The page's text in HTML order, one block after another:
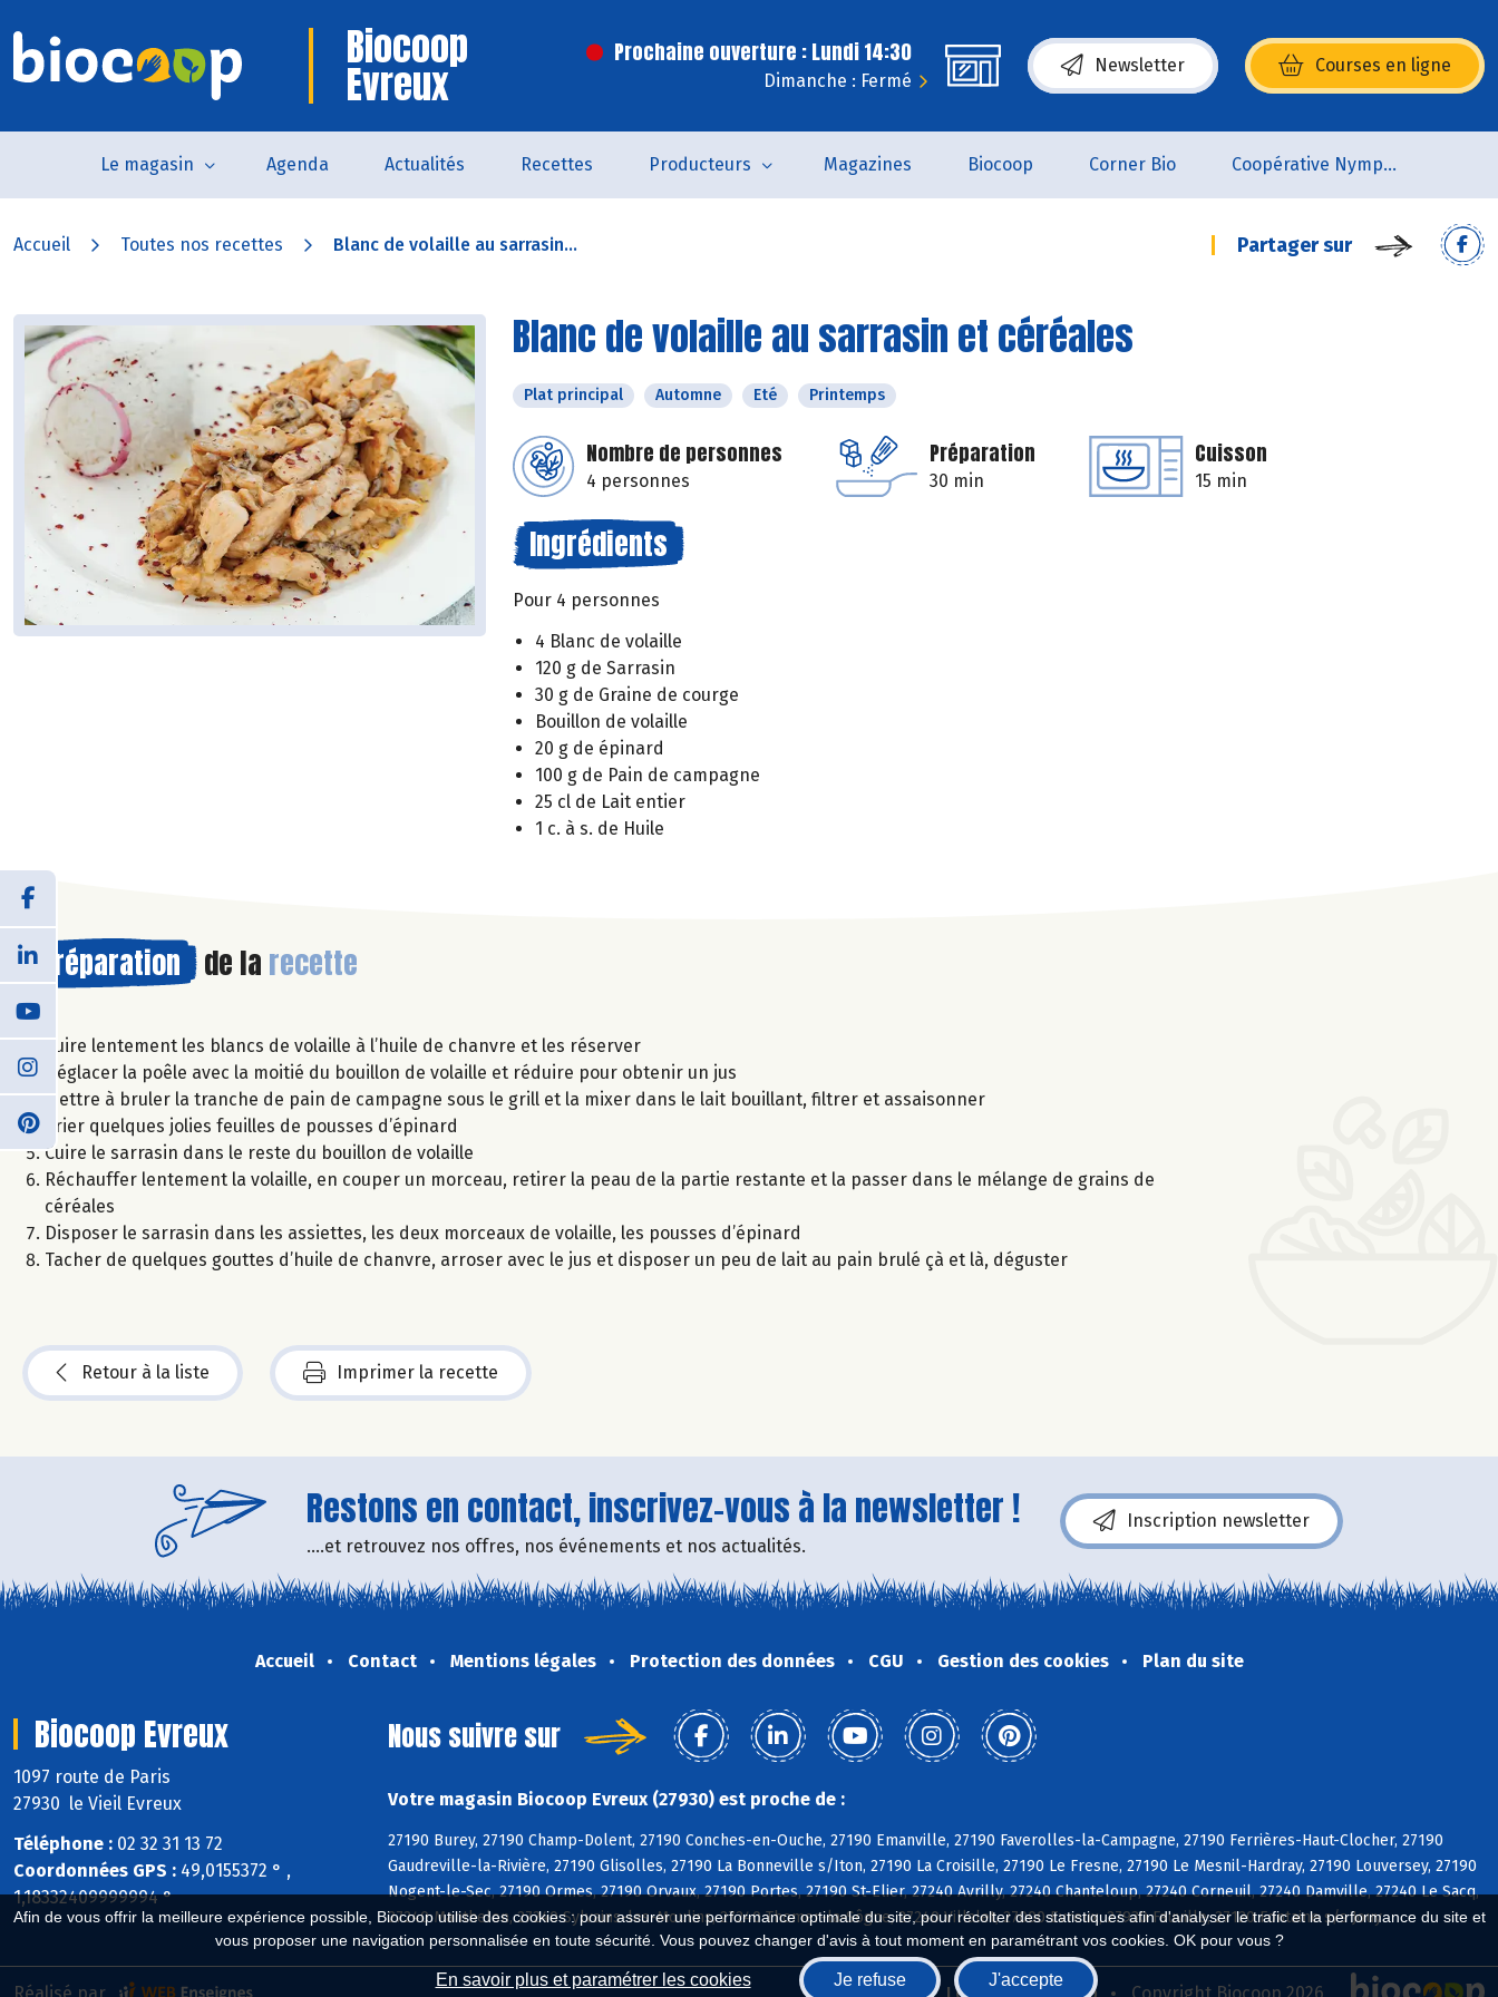
Afin de vous offrir la meilleure expérience possible, Biocoop utilise des cookies : pour assurer une performance optimale du site, pour récolter des statistiques afin d'analyser le trafic et la performance du site et
vous proposer une navigation personnalisée en toute sécurité. Vous pouvez changer d'avis à tout moment en paramétrant vos cookies. OK pour vous ?
En savoir plus et paramétrer les cookies Je refuse J'accepte
Biocoop
Evreux
Prochaine ouverture : Lundi 14:30
Dimanche : Fermé
Newsletter Courses en ligne
(s’ouvre dans une nouvelle fenêtre)
Le magasin Agenda Actualités Recettes Producteurs Magazines Biocoop Corner Bio Coopérative Nymphéa
Accueil Toutes nos recettes Blanc de volaille au sarrasin... Partager sur
Blanc de volaille au sarrasin et céréales
Plat principal Automne Eté Printemps
Nombre de personnes
4 personnes
Préparation
30 min
Cuisson
15 min
Ingrédients
Pour 4 personnes
4 Blanc de volaille
120 g de Sarrasin
30 g de Graine de courge
Bouillon de volaille
20 g de épinard
100 g de Pain de campagne
25 cl de Lait entier
1 c. à s. de Huile
Préparation de la recette
Cuire lentement les blancs de volaille à l’huile de chanvre et les réserver
Déglacer la poêle avec la moitié du bouillon de volaille et réduire pour obtenir un jus
Mettre à bruler la tranche de pain de campagne sous le grill et la mixer dans le lait bouillant, filtrer et assaisonner
Trier quelques jolies feuilles de pousses d’épinard
Cuire le sarrasin dans le reste du bouillon de volaille
Réchauffer lentement la volaille, en couper un morceau, retirer la peau de la partie restante et la passer dans le mélange de grains de
céréales
Disposer le sarrasin dans les assiettes, les deux morceaux de volaille, les pousses d’épinard
Tacher de quelques gouttes d’huile de chanvre, arroser avec le jus et disposer un peu de lait au pain brulé çà et là, déguster
Retour à la liste Imprimer la recette
Restons en contact, inscrivez-vous à la newsletter !
....et retrouvez nos offres, nos événements et nos actualités.
Inscription newsletter
Accueil Contact Mentions légales Protection des données CGU Gestion des cookies Plan du site
Biocoop Evreux
1097 route de Paris
27930 le Vieil Evreux
Téléphone : 02 32 31 13 72
Coordonnées GPS : 49,0155372 ° ,
1,18332409999994 °
Nous suivre sur
Votre magasin Biocoop Evreux (27930) est proche de :
27190 Burey, 27190 Champ-Dolent, 27190 Conches-en-Ouche, 27190 Emanville, 27190 Faverolles-la-Campagne, 27190 Ferrières-Haut-Clocher, 27190
Gaudreville-la-Rivière, 27190 Glisolles, 27190 La Bonneville s/Iton, 27190 La Croisille, 27190 Le Fresne, 27190 Le Mesnil-Hardray, 27190 Louversey, 27190
Nogent-le-Sec, 27190 Ormes, 27190 Orvaux, 27190 Portes, 27190 St-Elier, 27240 Avrilly, 27240 Chanteloup, 27240 Corneuil, 27240 Damville, 27240 Le Sacq,
27240 Manthelon, 27240 Sylvains-les-Moulins, 27240 Thomer-la-Sôgne, 27240 Villalet, 27000 Evreux, 27930 Fauville, 27120 Fontaine s/s Jouy
Biocoop.fr Le réseau Biocoop Copyright Biocoop 2026
Réalisé par